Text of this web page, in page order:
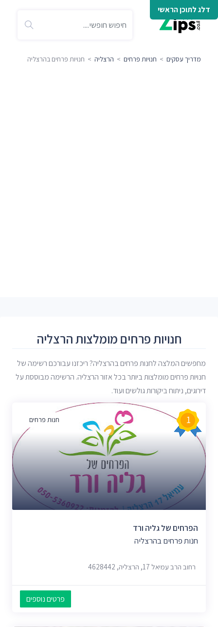
דלג לתוכן הראשי
מדריך עסקים > חנויות פרחים > הרצליה > חנויות פרחים בהרצליה
חנויות פרחים מומלצות הרצליה
מחפשים המלצה לחנות פרחים בהרצליה? ריכזנו עבורכם רשימה של
חנויות פרחים מומלצות ביותר בכל אזור הרצליה. הרשימה מבוססת על
דירוגים, ניתוח ביקורות גולשים ועוד.
חנות פרחים 1
הפרחים של גליה ורד
חנות פרחים בהרצליה
רחוב הרב עמיאל 17, הרצליה, 4628442
פרטים נוספים